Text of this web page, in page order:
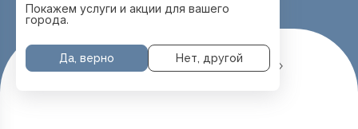
Покажем услуги и акции для вашего
города.
Да, верно Нет, другой
Главная Услуги и цены МРТ Позвоночника